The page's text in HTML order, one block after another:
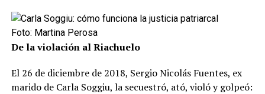
Foto: Martina Perosa
De la violación al Riachuelo
El 26 de diciembre de 2018, Sergio Nicolás Fuentes, ex
marido de Carla Soggiu, la secuestró, ató, violó y golpeó: